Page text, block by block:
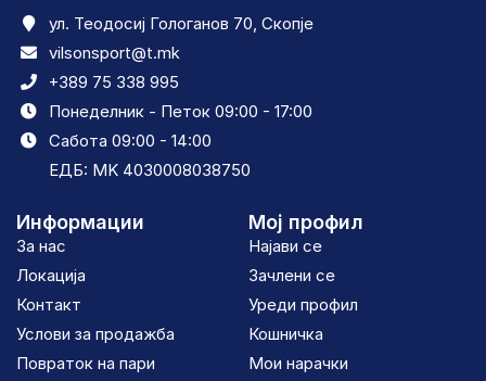
ул. Теодосиј Гологанов 70, Скопје
vilsonsport@t.mk
+389 75 338 995
Понеделник - Петок 09:00 - 17:00
Сабота 09:00 - 14:00
ЕДБ: MK 4030008038750
Информации
За нас
Локација
Контакт
Услови за продажба
Повраток на пари
Мој профил
Најави се
Зачлени се
Уреди профил
Кошничка
Мои нарачки